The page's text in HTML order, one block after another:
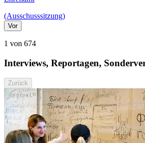
(Ausschusssitzung)
Vor
1 von 674
Interviews, Reportagen,
Zurück